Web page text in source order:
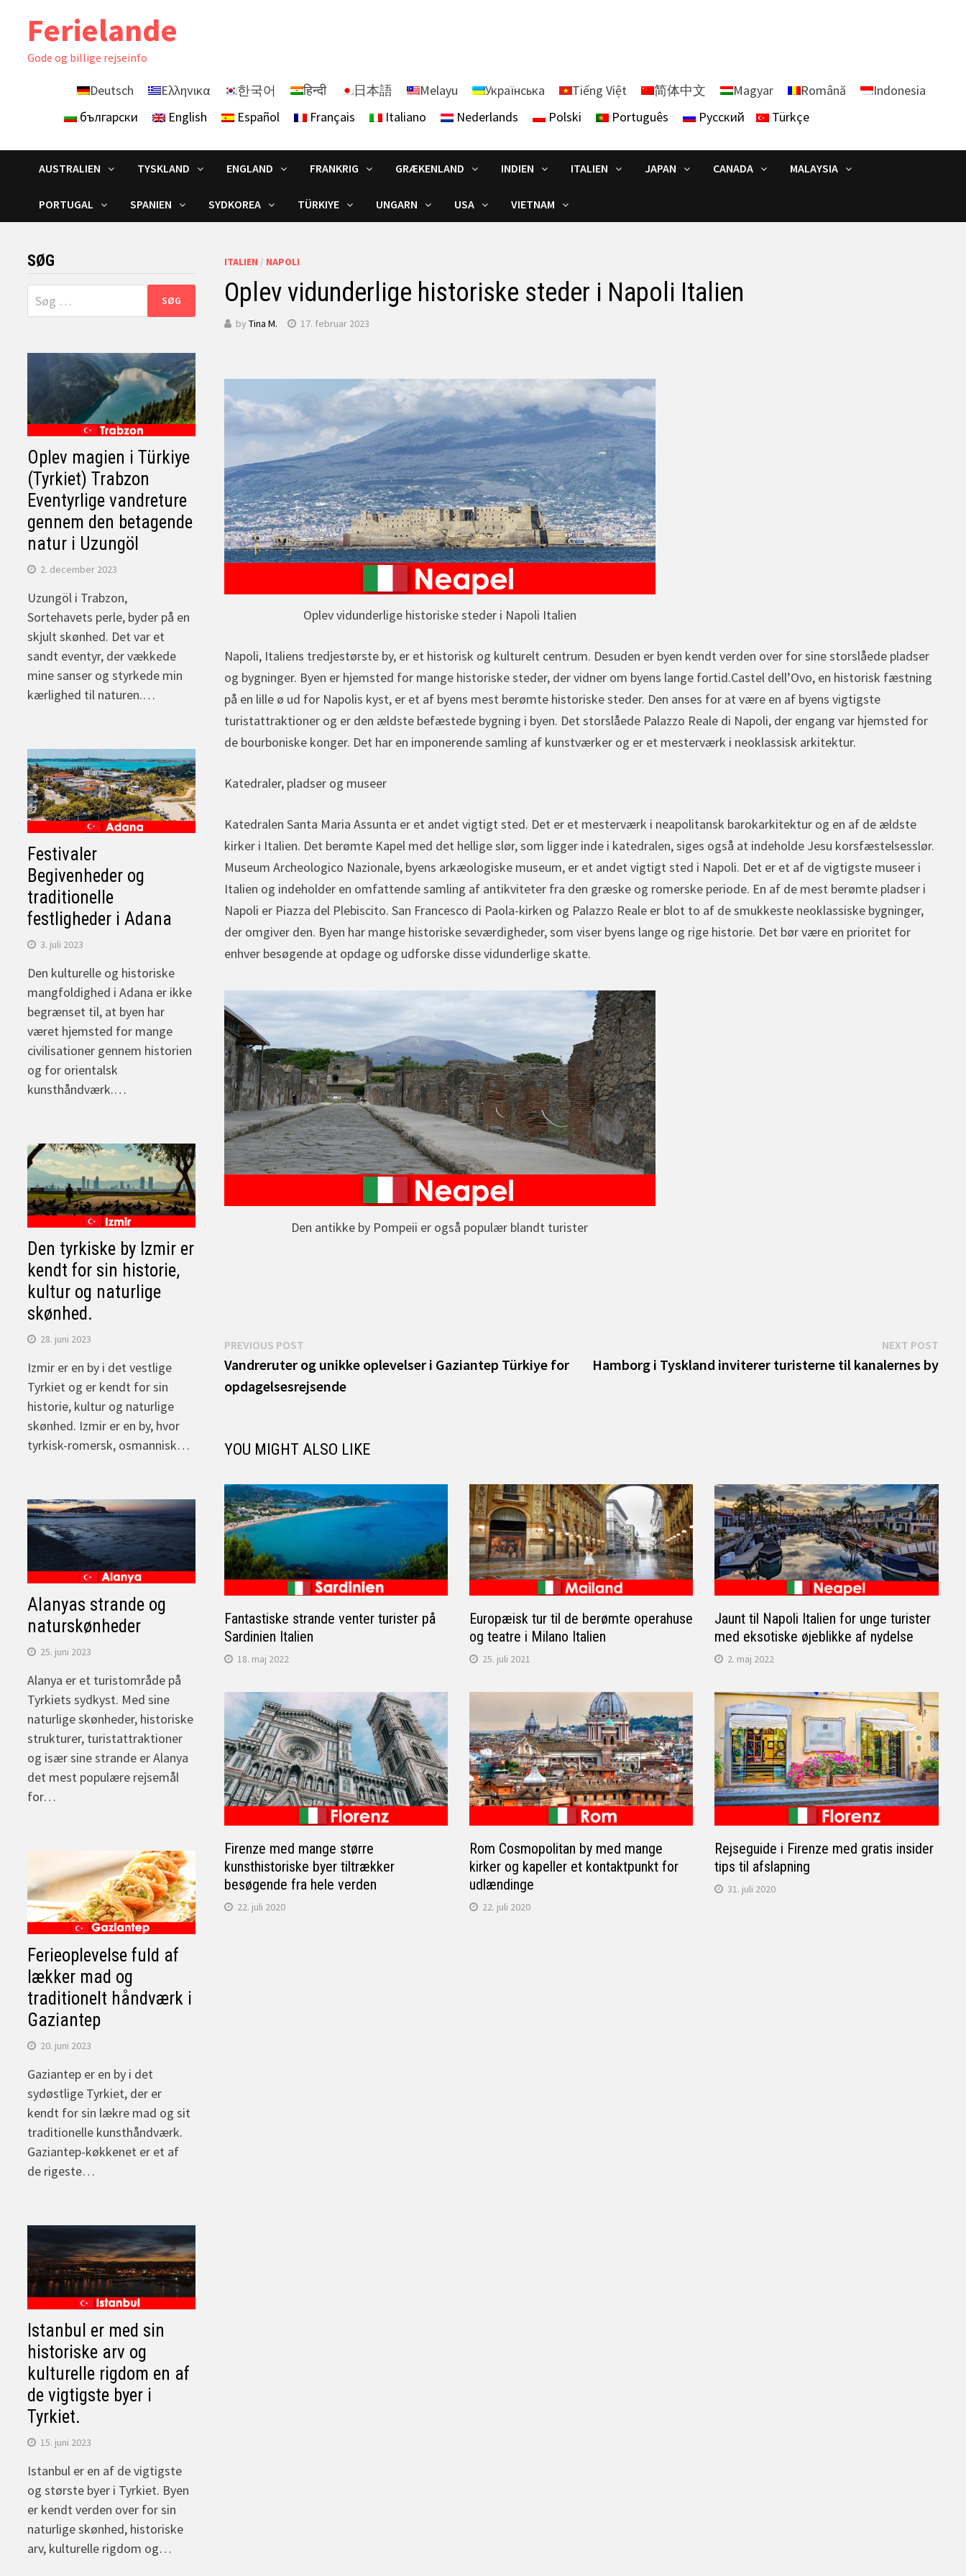
Ferielande
Gode ​​og billige rejseinfo
Deutsch Ελληνικα 한국어 हिन्दी 日本語 Melayu Українська Tiếng Việt 简体中文 Magyar Română
Indonesia
български
English Español Français Italiano Nederlands Polski Português Русский Türkçe
AUSTRALIEN TYSKLAND ENGLAND FRANKRIG GRÆKENLAND INDIEN ITALIEN JAPAN CANADA MALAYSIA
PORTUGAL SPANIEN SYDKOREA TÜRKIYE UNGARN USA VIETNAM
ITALIEN / NAPOLI
Oplev vidunderlige historiske steder i Napoli Italien
by Tina M. 17. februar 2023
Oplev vidunderlige historiske steder i Napoli Italien
Napoli, Italiens tredjestørste by, er et historisk og kulturelt centrum. Desuden er byen kendt verden over for sine storslåede pladser
og bygninger. Byen er hjemsted for mange historiske steder, der vidner om byens lange fortid.Castel dell’Ovo, en historisk fæstning
på en lille ø ud for Napolis kyst, er et af byens mest berømte historiske steder. Den anses for at være en af byens vigtigste
turistattraktioner og er den ældste befæstede bygning i byen. Det storslåede Palazzo Reale di Napoli, der engang var hjemsted for
de bourboniske konger. Det har en imponerende samling af kunstværker og er et mesterværk i neoklassisk arkitektur.
Katedraler, pladser og museer
Katedralen Santa Maria Assunta er et andet vigtigt sted. Det er et mesterværk i neapolitansk barokarkitektur og en af de ældste
kirker i Italien. Det berømte Kapel med det hellige slør, som ligger inde i katedralen, siges også at indeholde Jesu korsfæstelsesslør.
Museum Archeologico Nazionale, byens arkæologiske museum, er et andet vigtigt sted i Napoli. Det er et af de vigtigste museer i
Italien og indeholder en omfattende samling af antikviteter fra den græske og romerske periode. En af de mest berømte pladser i
Napoli er Piazza del Plebiscito. San Francesco di Paola-kirken og Palazzo Reale er blot to af de smukkeste neoklassiske bygninger,
der omgiver den. Byen har mange historiske seværdigheder, som viser byens lange og rige historie. Det bør være en prioritet for
enhver besøgende at opdage og udforske disse vidunderlige skatte.
Den antikke by Pompeii er også populær blandt turister
Indlægsnavigation
PREVIOUS POSTPrevious
post:
Vandreruter og unikke oplevelser i Gaziantep Türkiye for
opdagelsesrejsende
NEXT POSTNext
post:
Hamborg i Tyskland inviterer turisterne til kanalernes by
YOU MIGHT ALSO LIKE
Fantastiske strande venter turister på
Sardinien Italien
18. maj 2022
Europæisk tur til de berømte operahuse
og teatre i Milano Italien
25. juli 2021
Jaunt til Napoli Italien for unge turister
med eksotiske øjeblikke af nydelse
2. maj 2022
Firenze med mange større
kunsthistoriske byer tiltrækker
besøgende fra hele verden
22. juli 2020
Rom Cosmopolitan by med mange
kirker og kapeller et kontaktpunkt for
udlændinge
22. juli 2020
Rejseguide i Firenze med gratis insider
tips til afslapning
31. juli 2020
SØG
Søg
efter:
Oplev magien i Türkiye
(Tyrkiet) Trabzon
Eventyrlige vandreture
gennem den betagende
natur i Uzungöl
2. december 2023
Uzungöl i Trabzon,
Sortehavets perle, byder på en
skjult skønhed. Det var et
sandt eventyr, der vækkede
mine sanser og styrkede min
kærlighed til naturen.…
Festivaler
Begivenheder og
traditionelle
festligheder i Adana
3. juli 2023
Den kulturelle og historiske
mangfoldighed i Adana er ikke
begrænset til, at byen har
været hjemsted for mange
civilisationer gennem historien
og for orientalsk
kunsthåndværk.…
Den tyrkiske by Izmir er
kendt for sin historie,
kultur og naturlige
skønhed.
28. juni 2023
Izmir er en by i det vestlige
Tyrkiet og er kendt for sin
historie, kultur og naturlige
skønhed. Izmir er en by, hvor
tyrkisk-romersk, osmannisk…
Alanyas strande og
naturskønheder
25. juni 2023
Alanya er et turistområde på
Tyrkiets sydkyst. Med sine
naturlige skønheder, historiske
strukturer, turistattraktioner
og især sine strande er Alanya
det mest populære rejsemål
for…
Ferieoplevelse fuld af
lækker mad og
traditionelt håndværk i
Gaziantep
20. juni 2023
Gaziantep er en by i det
sydøstlige Tyrkiet, der er
kendt for sin lækre mad og sit
traditionelle kunsthåndværk.
Gaziantep-køkkenet er et af
de rigeste…
Istanbul er med sin
historiske arv og
kulturelle rigdom en af
de vigtigste byer i
Tyrkiet.
15. juni 2023
Istanbul er en af de vigtigste
og største byer i Tyrkiet. Byen
er kendt verden over for sin
naturlige skønhed, historiske
arv, kulturelle rigdom og…